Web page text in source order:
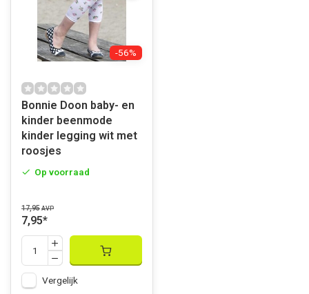
-56%
Bonnie Doon baby- en
kinder beenmode
kinder legging wit met
roosjes
Op voorraad
17,95 AVP
7,95*
Vergelijk